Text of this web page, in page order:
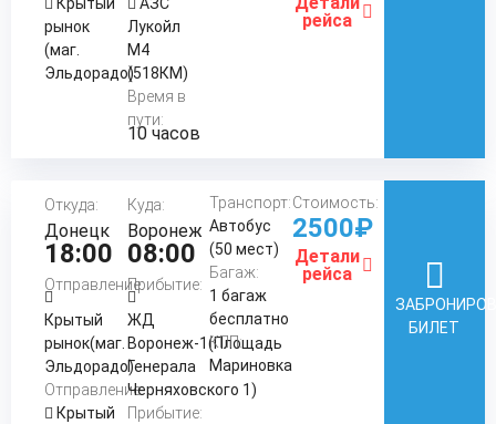
рынок
(маг.
Эльдорадо)
Лукойл
М4
(518КМ)
Время в
пути:
10 часов
рейса
Откуда:
Донецк
18:00
Отправление:
Крытый
рынок(маг.
Эльдорадо)
Отправление:
Крытый
Куда:
Воронеж
08:00
Прибытие:
ЖД
Воронеж-1(Площадь
Генерала
Черняховского 1)
Прибытие:
Транспорт:
Автобус
(50 мест)
Багаж:
1 багаж
бесплатно
КПП:
Мариновка
Стоимость:
2500₽
Детали
рейса
БИЛЕТ